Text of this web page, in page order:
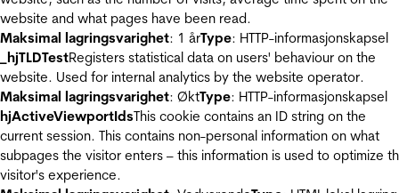
website and what pages have been read.
Maksimal lagringsvarighet: 1 årType: HTTP-informasjonskapsel
_hjTLDTestRegisters statistical data on users' behaviour on the
website. Used for internal analytics by the website operator.
Maksimal lagringsvarighet: ØktType: HTTP-informasjonskapsel
hjActiveViewportIdsThis cookie contains an ID string on the
current session. This contains non-personal information on what
subpages the visitor enters – this information is used to optimize
visitor's experience.